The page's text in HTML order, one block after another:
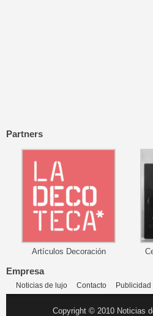
Partners
Artículos Decoración
Empresa
Noticias de lujo Contacto Publicidad
Copyright © 2010 Noticias